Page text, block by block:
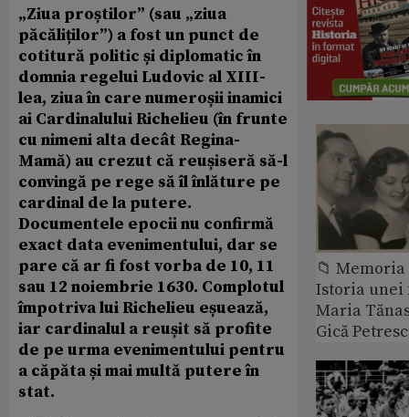
„Ziua proștilor” (sau „ziua
păcăliților”) a fost un punct de
cotitură politic și diplomatic în
domnia regelui Ludovic al XIII-
lea, ziua în care numeroșii inamici
ai Cardinalului Richelieu (în frunte
cu nimeni alta decât Regina-
Mamă) au crezut că reușiseră să-l
convingă pe rege să îl înlăture pe
cardinal de la putere.
Documentele epocii nu confirmă
exact data evenimentului, dar se
pare că ar fi fost vorba de 10, 11
sau 12 noiembrie 1630. Complotul
împotriva lui Richelieu eșuează,
iar cardinalul a reușit să profite
de pe urma evenimentului pentru
a căpăta și mai multă putere în
stat.
📁
Istoria
Maria
Gică